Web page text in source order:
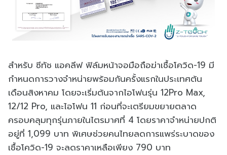
สำหรับ ซีทัช แอคลีฟ ฟิล์มหน้าจอมือถือฆ่าเชื้อโควิด-19 มี
กำหนดการวางจำหน่ายพร้อมกันครั้งแรกในประเทศต้น
เดือนสิงหาคม โดยจะเริ่มต้นจากไอโฟนรุ่น 12Pro Max,
12/12 Pro, และไอโฟน 11 ก่อนที่จะเตรียมขยายตลาด
ครอบคลุมทุกรุ่นภายในไตรมาศที่ 4 โดยราคาจำหน่ายปกติ
อยู่ที่ 1,099 บาท พิเศษช่วยคนไทยลดการแพร่ระบาดของ
เชื้อโควิด-19 จะลดราคาเหลือเพียง 790 บาท